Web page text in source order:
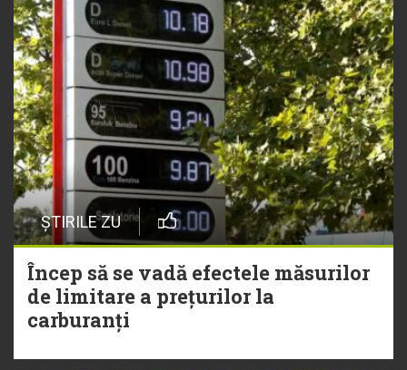
ȘTIRILE ZU
Încep să se vadă efectele măsurilor
de limitare a prețurilor la
carburanți